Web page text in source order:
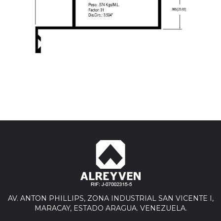
AV. ANTON PHILLIPS, ZONA INDUSTRIAL SAN VICENTE I,
MARACAY, ESTADO ARAGUA. VENEZUELA.